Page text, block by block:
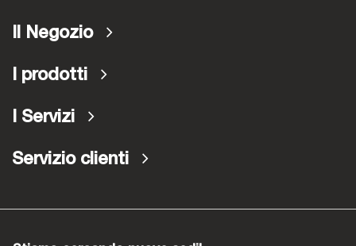
Il Negozio
I prodotti
I Servizi
Servizio clienti